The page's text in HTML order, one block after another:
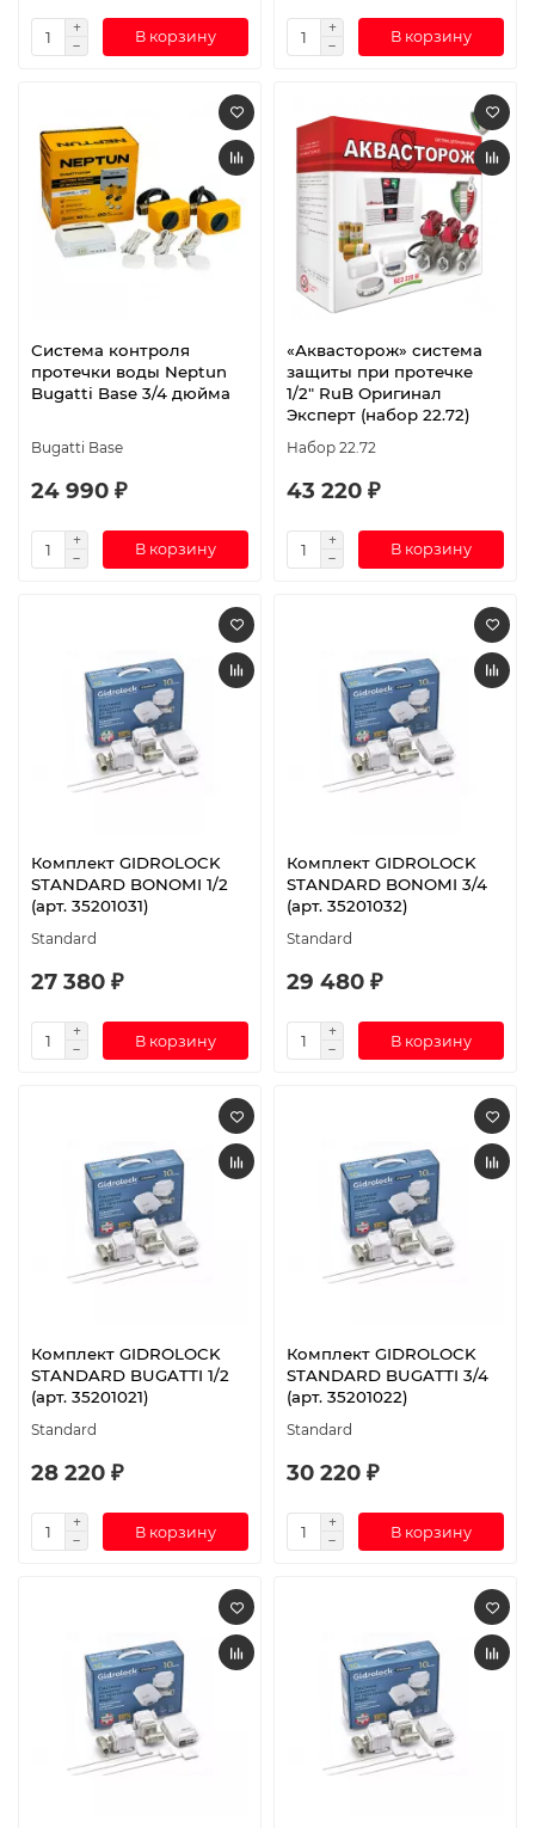
В корзину В корзину
Система контроля
протечки воды Neptun
Bugatti Base 3/4 дюйма
Bugatti Base
24 990 ₽
В корзину
«Аквасторож» система
защиты при протечке
1/2″ RuB Оригинал
Эксперт (набор 22.72)
Набор 22.72
43 220 ₽
В корзину
Комплект GIDROLOCK
STANDARD BONOMI 1/2
(арт. 35201031)
Standard
27 380 ₽
В корзину
Комплект GIDROLOCK
STANDARD BONOMI 3/4
(арт. 35201032)
Standard
29 480 ₽
В корзину
Комплект GIDROLOCK
STANDARD BUGATTI 1/2
(арт. 35201021)
Standard
28 220 ₽
В корзину
Комплект GIDROLOCK
STANDARD BUGATTI 3/4
(арт. 35201022)
Standard
30 220 ₽
В корзину